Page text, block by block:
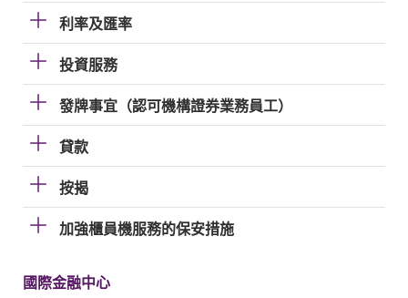
利率及匯率
投資服務
發牌事宜（認可機構證券業務員工）
貸款
按揭
加強櫃員機服務的保安措施
國際金融中心